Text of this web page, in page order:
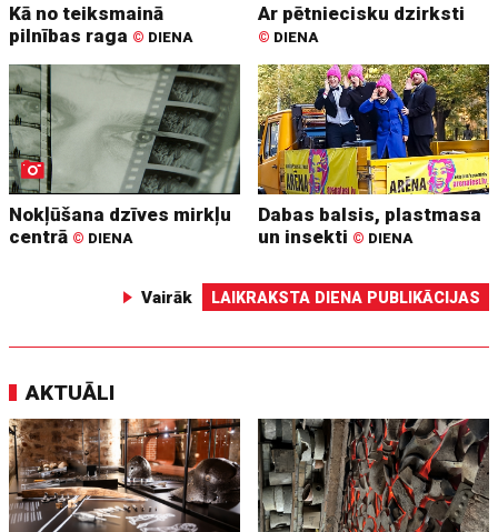
Kā no teiksmainā
pilnības raga © DIENA
Ar pētniecisku dzirksti
© DIENA
Nokļūšana dzīves mirkļu
centrā © DIENA
Dabas balsis, plastmasa
un insekti © DIENA
Vairāk LAIKRAKSTA DIENA PUBLIKĀCIJAS
AKTUĀLI